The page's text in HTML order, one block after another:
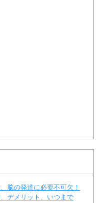
脳の発達に必要不可欠！
デメリット、いつまで